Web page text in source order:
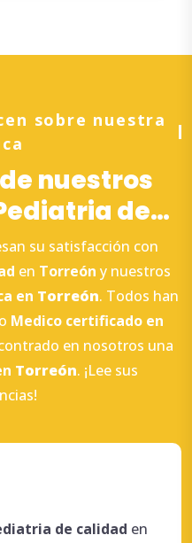
sobre nuestra
nuestros
de
Torreón
su satisfacción con
en Torreón y nuestros
en Torreón. Todos han
Medico certificado en
en nosotros una
Torreón. ¡Lee sus
de calidad en